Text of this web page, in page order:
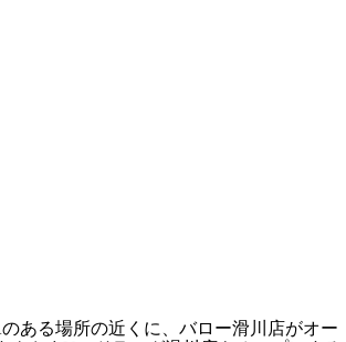
ある場所の近くに、バロー滑川店がオー